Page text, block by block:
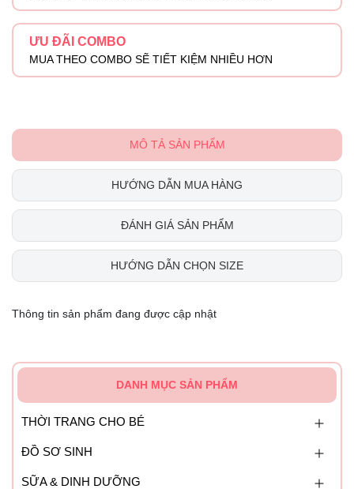
ƯU ĐÃI COMBO
MUA THEO COMBO SẼ TIẾT KIỆM NHIỀU HƠN
MÔ TẢ SẢN PHẨM
HƯỚNG DẪN MUA HÀNG
ĐÁNH GIÁ SẢN PHẨM
HƯỚNG DẪN CHỌN SIZE
Thông tin sản phẩm đang được cập nhật
DANH MỤC SẢN PHẨM
THỜI TRANG CHO BÉ
ĐỒ SƠ SINH
SỮA & DINH DƯỠNG